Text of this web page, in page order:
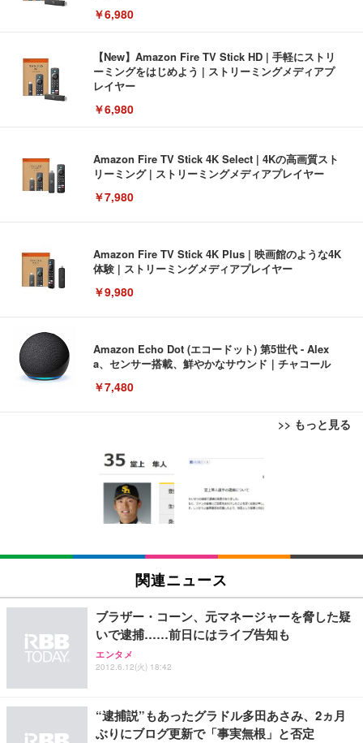
￥6,980
【New】Amazon Fire TV Stick HD | 手軽にストリ
ーミングをはじめよう | ストリーミングメディアプ
レイヤー
￥6,980
Amazon Fire TV Stick 4K Select | 4Kの高画質スト
リーミング | ストリーミングメディアプレイヤー
￥7,980
Amazon Fire TV Stick 4K Plus | 映画館のような4K
体験 | ストリーミングメディアプレイヤー
￥9,980
Amazon Echo Dot (エコードット) 第5世代 - Alex
a、センサー搭載、鮮やかなサウンド｜チャコール
￥7,480
>> もっと見る
[EdoErgo] オフィスチェア 椅子 テレワーク 疲れな
い 跳ね上げ式アームレスト コンパクト 約105度ロッ
キング pc 事務椅子 360度回転 座面昇降 強化ナイロ
ン樹脂ベース 通気性メッシュ 在宅ワーク H-WY01
(黒網+黒枠+黒足)
￥5,699
SIHOO B100 オフィスチェア／デスクチェア メッシ
ュチェア 人間工学 疲れない ブラック
￥27,999
Sezlife オフィスチェア デスクチェア 疲れない テレ
ワーク チェア 強化バックレスト 30度ロッキング機
能 人間工学 椅子 腰サポート 90度跳ね上げ式アーム
務用 おしゃれ パソコンチェア (ブラック)
EIZO ビジネス向けプレミアムモニター | FlexScan
EV3240X-WT | 31.5型4K UHD・USB Type-C・ホワ
イト
￥105,595
EIZO ビジネス向けプレミアムモニター | FlexScan
￥109,572
【純正品】27"ゲーミングモニター DualSense 充電
フック付き（CFI-ZDM1J）
Amazonベーシック ペットシーツ 薄型 レギュラー 1
￥3,373
Amazonベーシック ペットシーツ 厚型 ワイド 42枚
x2袋(84枚) ホワイト(吸収面:ライトブルー)
￥3,234
ネオ・ルーライフ ネオ・オムツ L 中型犬用 26枚入
り 単品
関連ニュース
ブラザー・コーン、元マネージャーを脅した疑
いで逮捕……前日にはライブ告知も
エンタメ
2012.6.12(火) 18:42
“逮捕説”もあったグラドル多田あさみ、2ヵ月
ぶりにブログ更新で「事実無根」と否定